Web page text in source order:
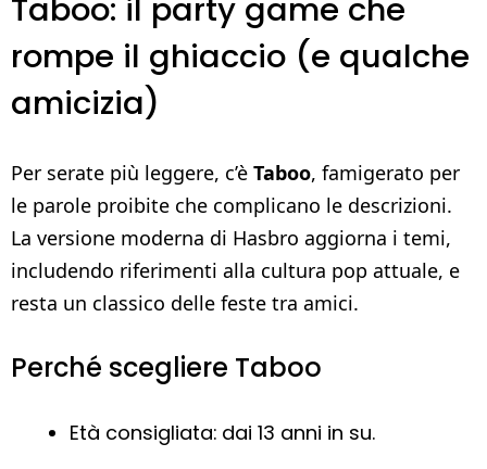
Taboo: il party game che
rompe il ghiaccio (e qualche
amicizia)
Per serate più leggere, c’è Taboo, famigerato per
le parole proibite che complicano le descrizioni.
La versione moderna di Hasbro aggiorna i temi,
includendo riferimenti alla cultura pop attuale, e
resta un classico delle feste tra amici.
Perché scegliere Taboo
Età consigliata: dai 13 anni in su.